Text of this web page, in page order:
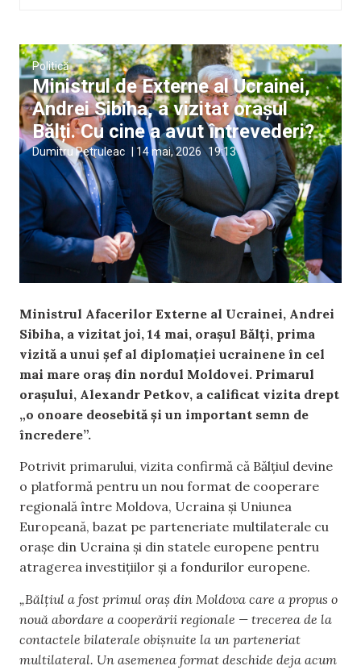
Politică
Ministrul de Externe al Ucrainei,
Andrei Sibiha, a vizitat orașul
Bălți. Cu cine a avut întrevederi?
Dumitru Petruleac 14 mai, 2026 19:13
Ministrul Afacerilor Externe al Ucrainei, Andrei
Sibiha, a vizitat joi, 14 mai, orașul Bălți, prima
vizită a unui șef al diplomației ucrainene în cel
mai mare oraș din nordul Moldovei. Primarul
orașului, Alexandr Petkov, a calificat vizita drept
„o onoare deosebită și un important semn de
încredere”.
Potrivit primarului, vizita confirmă că Bălțiul devine
o platformă pentru un nou format de cooperare
regională între Moldova, Ucraina și Uniunea
Europeană, bazat pe parteneriate multilaterale cu
orașe din Ucraina și din statele europene pentru
atragerea investițiilor și a fondurilor europene.
„Bălțiul a fost primul oraș din Moldova care a propus o
nouă abordare a cooperării regionale — trecerea de la
contactele bilaterale obișnuite la un parteneriat
multilateral. Un asemenea format deschide deja acum